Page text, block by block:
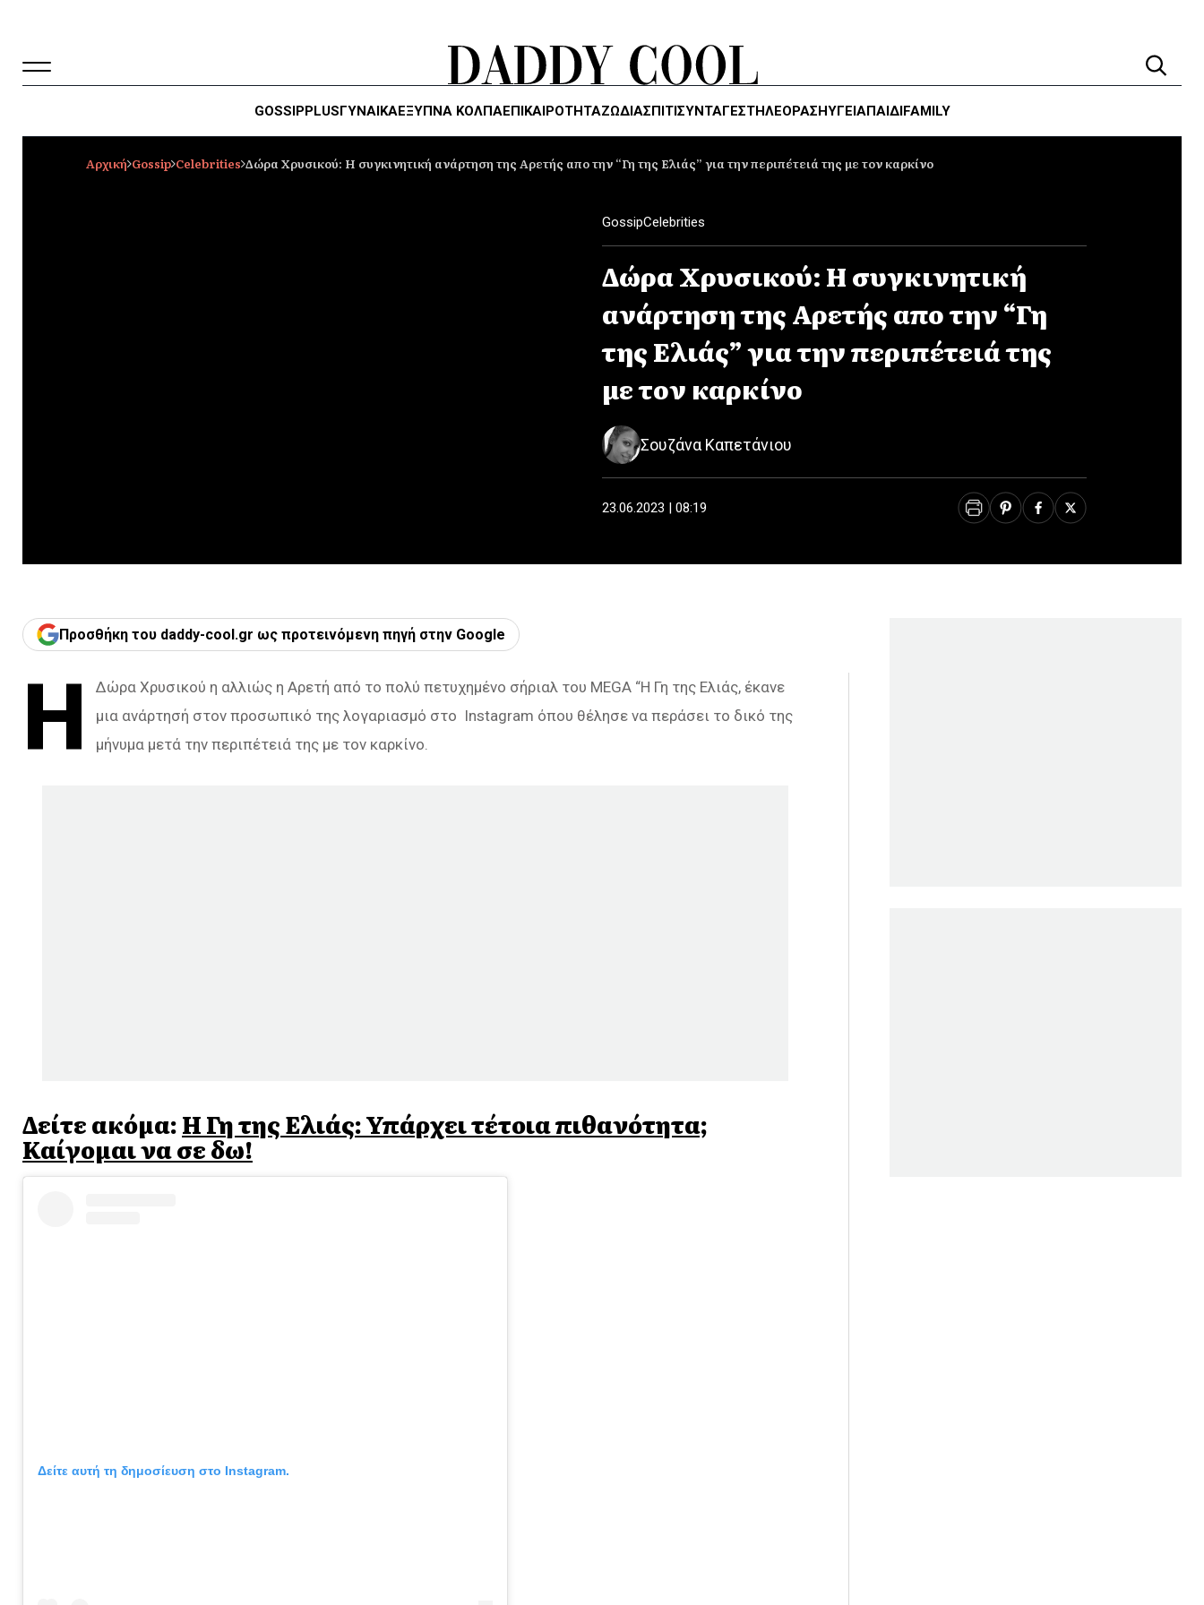
GOSSIPPLUSΓΥΝΑΙΚΑΈΞΥΠΝΑ ΚΌΛΠΑΕΠΙΚΑΙΡΟΤΗΤΑΖΏΔΙΑΣΠΙΤΙΣΥΝΤΑΓΕΣΤΗΛΕΌΡΑΣΗΥΓΕΊΑΠΑΙΔΙFAMILY
Αρχική Gossip Celebrities Δώρα Χρυσικού: Η συγκινητική ανάρτηση της Αρετής απο την “Γη της Ελιάς” για την περιπέτειά της με τον καρκίνο
GossipCelebrities
Δώρα Χρυσικού: Η συγκινητική
ανάρτηση της Αρετής απο την “Γη
της Ελιάς” για την περιπέτειά της
με τον καρκίνο
Σουζάνα Καπετάνιου
23.06.2023 | 08:19
Προσθήκη του daddy-cool.gr ως προτεινόμενη πηγή στην Google
Η
Δώρα Χρυσικού η αλλιώς η Αρετή από το πολύ πετυχημένο σήριαλ του MEGA “Η Γη της Ελιάς, έκανε
μια ανάρτησή στον προσωπικό της λογαριασμό στο Instagram όπου θέλησε να περάσει το δικό της
μήνυμα μετά την περιπέτειά της με τον καρκίνο.
Δείτε ακόμα:Η Γη της Ελιάς: Υπάρχει τέτοια πιθανότητα;
Καίγομαι να σε δω!
Δείτε αυτή τη δημοσίευση στο Instagram.